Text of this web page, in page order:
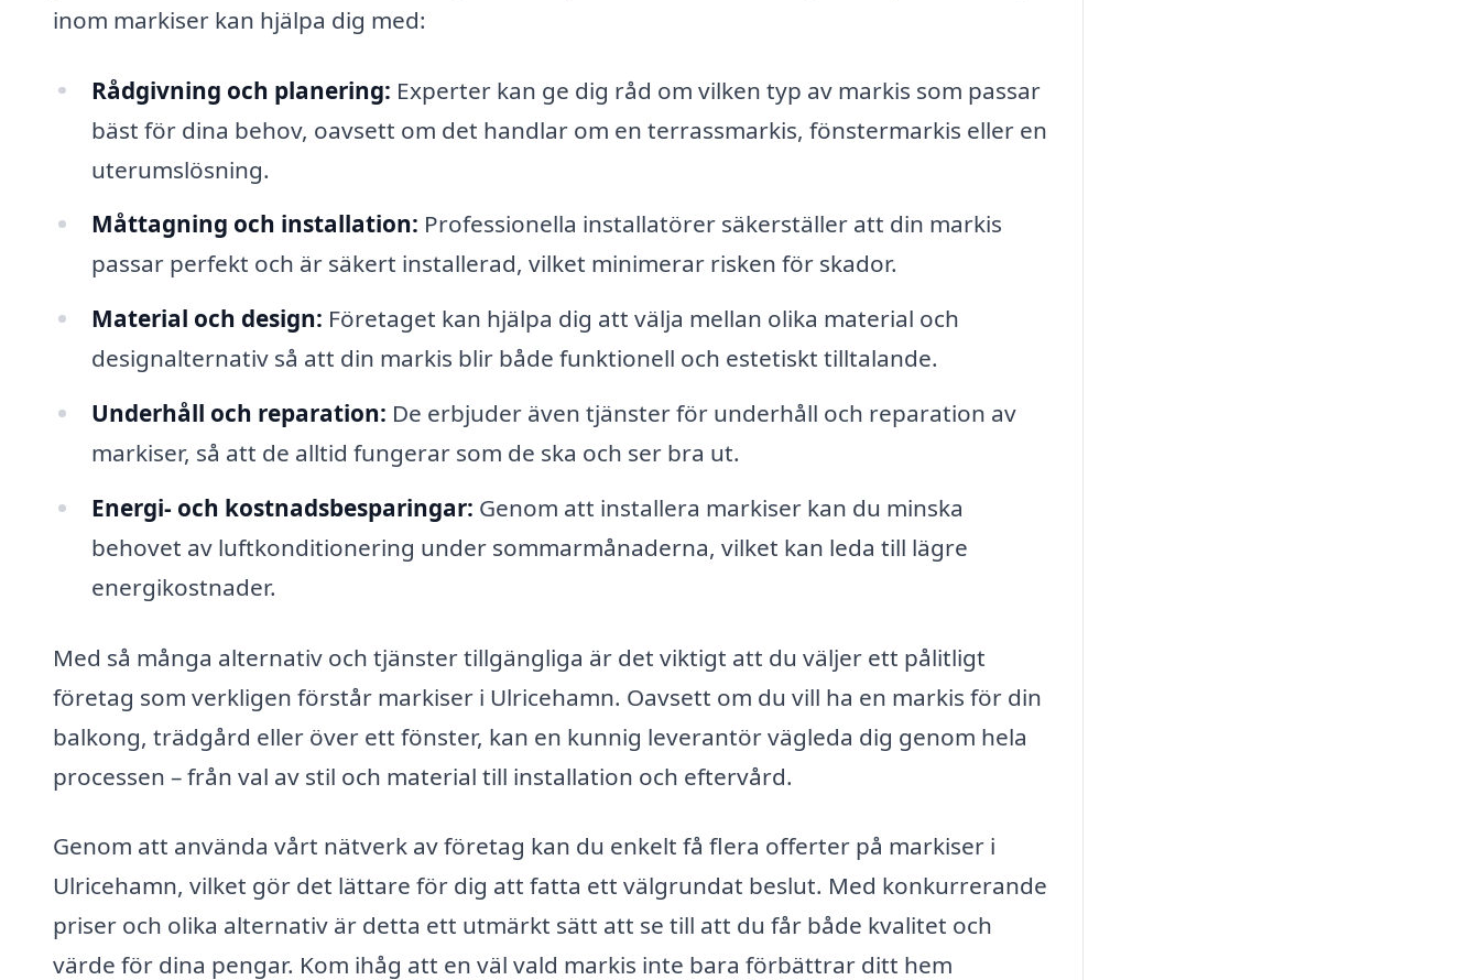
inom markiser kan hjälpa dig med:
Rådgivning och planering: Experter kan ge dig råd om vilken typ av markis som passar
bäst för dina behov, oavsett om det handlar om en terrassmarkis, fönstermarkis eller en
uterumslösning.
Måttagning och installation: Professionella installatörer säkerställer att din markis
passar perfekt och är säkert installerad, vilket minimerar risken för skador.
Material och design: Företaget kan hjälpa dig att välja mellan olika material och
designalternativ så att din markis blir både funktionell och estetiskt tilltalande.
Underhåll och reparation: De erbjuder även tjänster för underhåll och reparation av
markiser, så att de alltid fungerar som de ska och ser bra ut.
Energi- och kostnadsbesparingar: Genom att installera markiser kan du minska
behovet av luftkonditionering under sommarmånaderna, vilket kan leda till lägre
energikostnader.
Med så många alternativ och tjänster tillgängliga är det viktigt att du väljer ett pålitligt
företag som verkligen förstår markiser i Ulricehamn. Oavsett om du vill ha en markis för din
balkong, trädgård eller över ett fönster, kan en kunnig leverantör vägleda dig genom hela
processen – från val av stil och material till installation och eftervård.
Genom att använda vårt nätverk av företag kan du enkelt få flera offerter på markiser i
Ulricehamn, vilket gör det lättare för dig att fatta ett välgrundat beslut. Med konkurrerande
priser och olika alternativ är detta ett utmärkt sätt att se till att du får både kvalitet och
värde för dina pengar. Kom ihåg att en väl vald markis inte bara förbättrar ditt hem